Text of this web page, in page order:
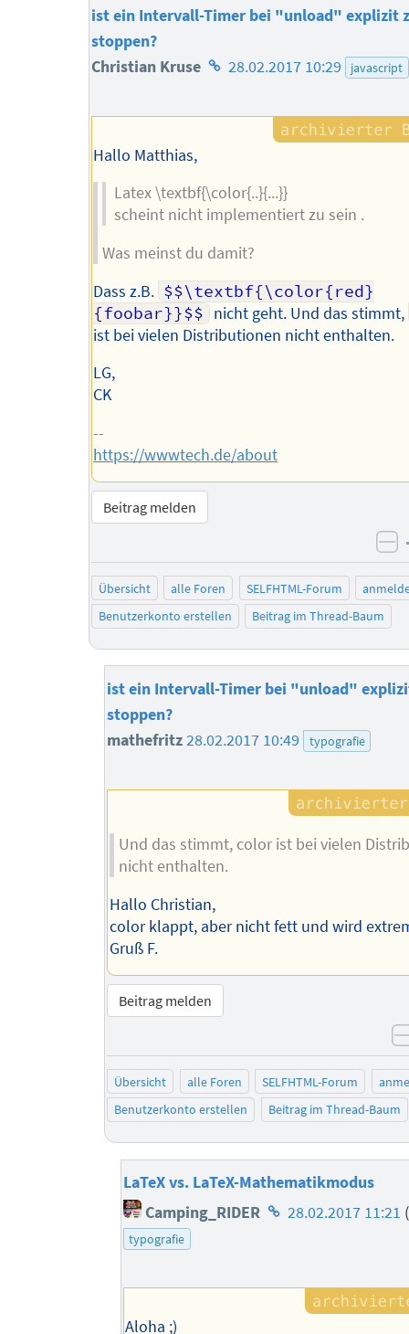
ist ein Intervall-Timer bei "unload" explizit
stoppen?
Christian Kruse Homepage
Autors
28.02.2017 10:29 javascript
Hallo Matthias,
Latex \textbf{\color{..}{...}}
scheint nicht implementiert zu sein .
Was meinst du damit?
Dass z.B. $$\textbf{\color{red}
{foobar}}$$ nicht geht. Und das stimmt,
ist bei vielen Distributionen nicht enthalten.
LG,
CK
--
https://wwwtech.de/about
Beitrag melden
Übersicht alle Foren SELFHTML-Forum
Benutzerkonto erstellen
Beitrag im Thread-Baum
ist ein Intervall-Timer bei "unload"
stoppen?
mathefritz28.02.2017 10:49 typografie
Und das stimmt, color ist bei vielen
nicht enthalten.
Hallo Christian,
color klappt, aber nicht fett und wird
Gruß F.
Beitrag melden
Übersicht alle Foren SELFHTML-Forum
Benutzerkonto erstellen
Beitrag im Thread-Baum
LaTeX vs. LaTeX-Mathematikmodus
Camping_RIDER Homepage
28.02.2017 11:21 (
typografie
Aloha ;)